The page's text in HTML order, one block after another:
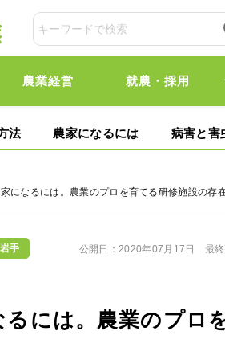
農業経営 就農・採用
法 農家になるには 病害と害
になるには。農業のプロを育てる研修施設の存
岩手
には。農業のプロ
公開日：2020年07月17日 最